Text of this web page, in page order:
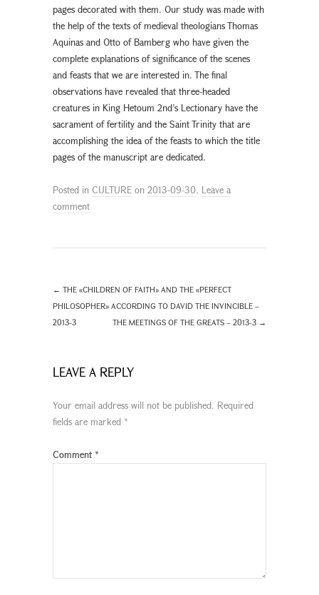
pages decorated with them. Our study was made with
the help of the texts of medieval theologians Thomas
Aquinas and Otto of Bamberg who have given the
complete explanations of significance of the scenes
and feasts that we are interested in. The final
observations have revealed that three-headed
creatures in King Hetoum 2nd’s Lectionary have the
sacrament of fertility and the Saint Trinity that are
accomplishing the idea of the feasts to which the title
pages of the manuscript are dedicated.
Posted in CULTURE on 2013-09-30. Leave a
comment
← THE «CHILDREN OF FAITH» AND THE «PERFECT
PHILOSOPHER» ACCORDING TO DAVID THE INVINCIBLE –
2013-3
THE MEETINGS OF THE GREATS – 2013-3 →
LEAVE A REPLY
Your email address will not be published. Required
fields are marked *
Comment *